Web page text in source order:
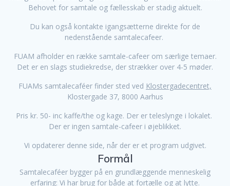
Behovet for samtale og fællesskab er stadig aktuelt.
Du kan også kontakte igangsætterne direkte for de
nedenstående samtalecafeer.
FUAM afholder en række samtale-cafeer om særlige temaer.
Det er en slags studiekredse, der strækker over 4-5 møder.
FUAMs samtalecaféer finder sted ved Klostergadecentret,
Klostergade 37, 8000 Aarhus
Pris kr. 50- inc kaffe/the og kage. Der er teleslynge i lokalet.
Der er ingen samtale-cafeer i øjeblikket.
Vi opdaterer denne side, når der er et program udgivet.
Formål
Samtalecaféer bygger på en grundlæggende menneskelig
erfaring: Vi har brug for både at fortælle og at lytte.